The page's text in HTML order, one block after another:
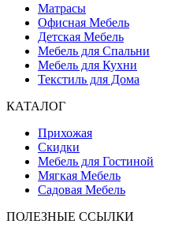
Матрасы
Офисная Мебель
Детская Мебель
Мебель для Спальни
Мебель для Кухни
Текстиль для Дома
КАТАЛОГ
Прихожая
Скидки
Мебель для Гостиной
Мягкая Мебель
Садовая Мебель
ПОЛЕЗНЫЕ ССЫЛКИ